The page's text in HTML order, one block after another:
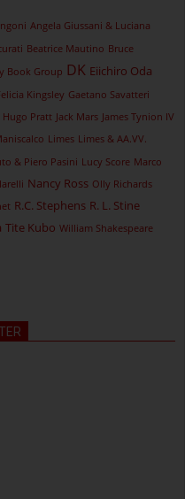
Angela Giussani & Luciana
Beatrice Mautino Bruce
Book Group DK Eiichiro Oda
Kingsley Gaetano Savatteri
Hugo Pratt Jack Mars James Tynion IV
Limes Limes & AA.VV.
& Piero Pasini Lucy Score Marco
Nancy Ross Olly Richards
R.C. Stephens R. L. Stine
Tite Kubo William Shakespeare